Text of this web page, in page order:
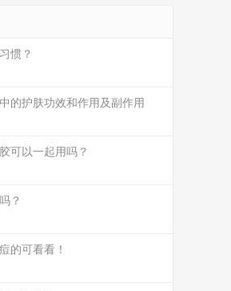
惯？
的护肤功效和作用及副作用
可以一起用吗？
？
的可看看！